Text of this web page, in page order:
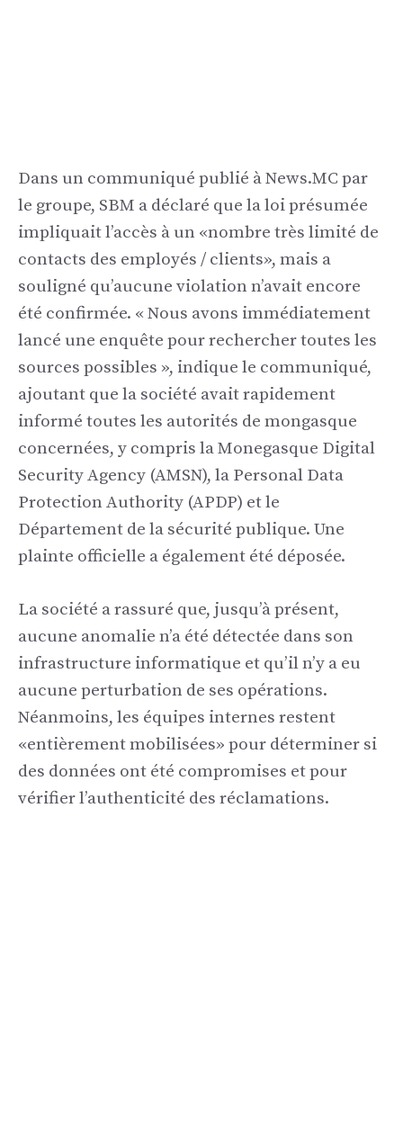
Dans un communiqué publié à News.MC par
le groupe, SBM a déclaré que la loi présumée
impliquait l’accès à un «nombre très limité de
contacts des employés / clients», mais a
souligné qu’aucune violation n’avait encore
été confirmée. « Nous avons immédiatement
lancé une enquête pour rechercher toutes les
sources possibles », indique le communiqué,
ajoutant que la société avait rapidement
informé toutes les autorités de mongasque
concernées, y compris la Monegasque Digital
Security Agency (AMSN), la Personal Data
Protection Authority (APDP) et le
Département de la sécurité publique. Une
plainte officielle a également été déposée.
La société a rassuré que, jusqu’à présent,
aucune anomalie n’a été détectée dans son
infrastructure informatique et qu’il n’y a eu
aucune perturbation de ses opérations.
Néanmoins, les équipes internes restent
«entièrement mobilisées» pour déterminer si
des données ont été compromises et pour
vérifier l’authenticité des réclamations.